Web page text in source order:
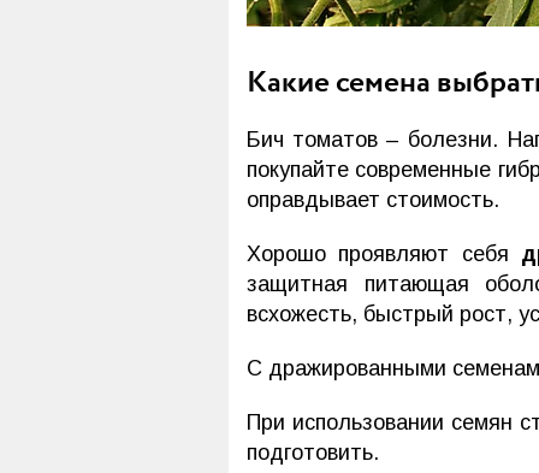
Какие семена
Бич томатов – болезни.
покупайте современные
оправдывает стоимость.
Хорошо проявляют себя
защитная питающая
всхожесть, быстрый рост,
С дражированными
При использовании семян
подготовить.